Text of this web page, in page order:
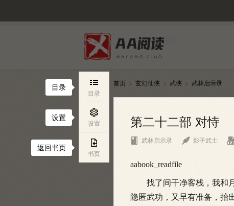
首页  玄幻仙侠  武侠  武林启示录
第二十二部 对恃
 武林启示录  影子武士
aabook_readfile
找了间干净客栈，我和月
隐匿武功，又早有准备，抬

目录
目录

设置
设置

书页
返回书页